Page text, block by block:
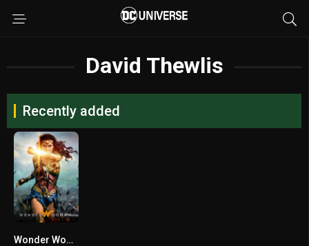
David Thewlis
Recently added
Wonder Woman (2017) วันเดอร์ วูแมน